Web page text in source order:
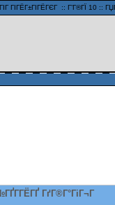
ГІГЁГ±ГІГЁГЄГ :: Г’Г®ГЇ 10 ::
ГґГ®Г°ГіГ¬Г